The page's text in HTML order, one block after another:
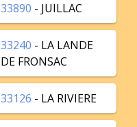
33890 - JUILLAC
33240 - LA LANDE
DE FRONSAC
33126 - LA RIVIERE